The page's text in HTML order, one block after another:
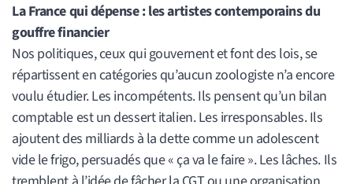
La France qui dépense : les artistes contemporains du
gouffre financier
Nos politiques, ceux qui gouvernent et font des lois, se
répartissent en catégories qu’aucun zoologiste n’a encore
voulu étudier. Les incompétents. Ils pensent qu’un bilan
comptable est un dessert italien. Les irresponsables. Ils
ajoutent des milliards à la dette comme un adolescent
vide le frigo, persuadés que « ça va le faire ». Les lâches. Ils